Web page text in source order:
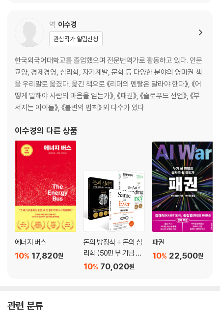
역 이수경
관심작가 알림신청
한국외국어대학교를 졸업했으며 전문번역가로 활동하고 있다. 인문
교양, 경제경영, 심리학, 자기계발, 문학 등 다양한 분야의 영미권 책
을 우리말로 옮겼다. 옮긴 책으로 《리더의 멘탈은 달라야 한다》, 《어
떻게 말해야 사람의 마음을 얻는가》, 《패권》, 《슬로푸드 선언》, 《부
서지는 아이들》, 《불변의 법칙》 외 다수가 있다.
이수경의 다른 상품
에너지 버스
17,820원
10%
돈의 방정식 + 돈의 심
리학 (50만 부 기념 뉴
에디션) + 불변의 법칙
70,020원
10%
패권
22,500원
10%
관련 분류